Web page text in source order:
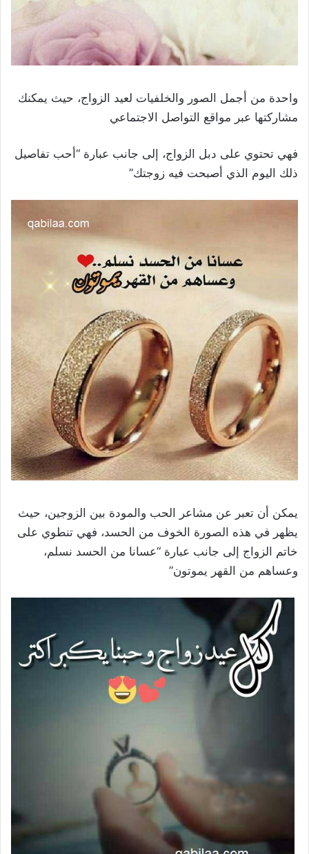
واحدة من أجمل الصور والخلفيات لعيد الزواج، حيث يمكنك
مشاركتها عبر مواقع التواصل الاجتماعي
فهي تحتوي على دبل الزواج، إلى جانب عبارة “أحب تفاصيل
ذلك اليوم الذي أصبحت فيه زوجتك”
يمكن أن تعبر عن مشاعر الحب والمودة بين الزوجين، حيث
يظهر في هذه الصورة الخوف من الحسد، فهي تنطوي على
خاتم الزواج إلى جانب عبارة “عسانا من الحسد نسلم،
وعساهم من القهر يموتون”